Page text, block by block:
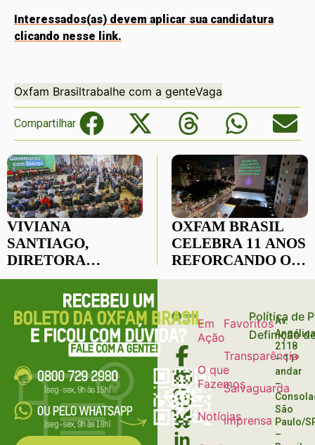
Interessados(as) devem aplicar sua candidatura
clicando nesse link.
Oxfam Brasiltrabalhe com a genteVaga
Compartilhar
VIVIANA
SANTIAGO,
DIRETORA
EXECUTIVA DA
OXFAM BRASIL, É
NOMEADA PARA O
CONSELHÃO DE
LULA
OXFAM BRASIL
CELEBRA 11 ANOS
REFORÇANDO O
COMPROMISSO
SOCIAL E A
REDUÇÃO DAS
DESIGUALDADES
Em
Ação
O que
Fazemos
Notícias
Favoritos
Transparência
Salvaguarda
Imprensa
Política de
Definição
Av.
2118
– 11º
andar
–
São
Paulo/
–